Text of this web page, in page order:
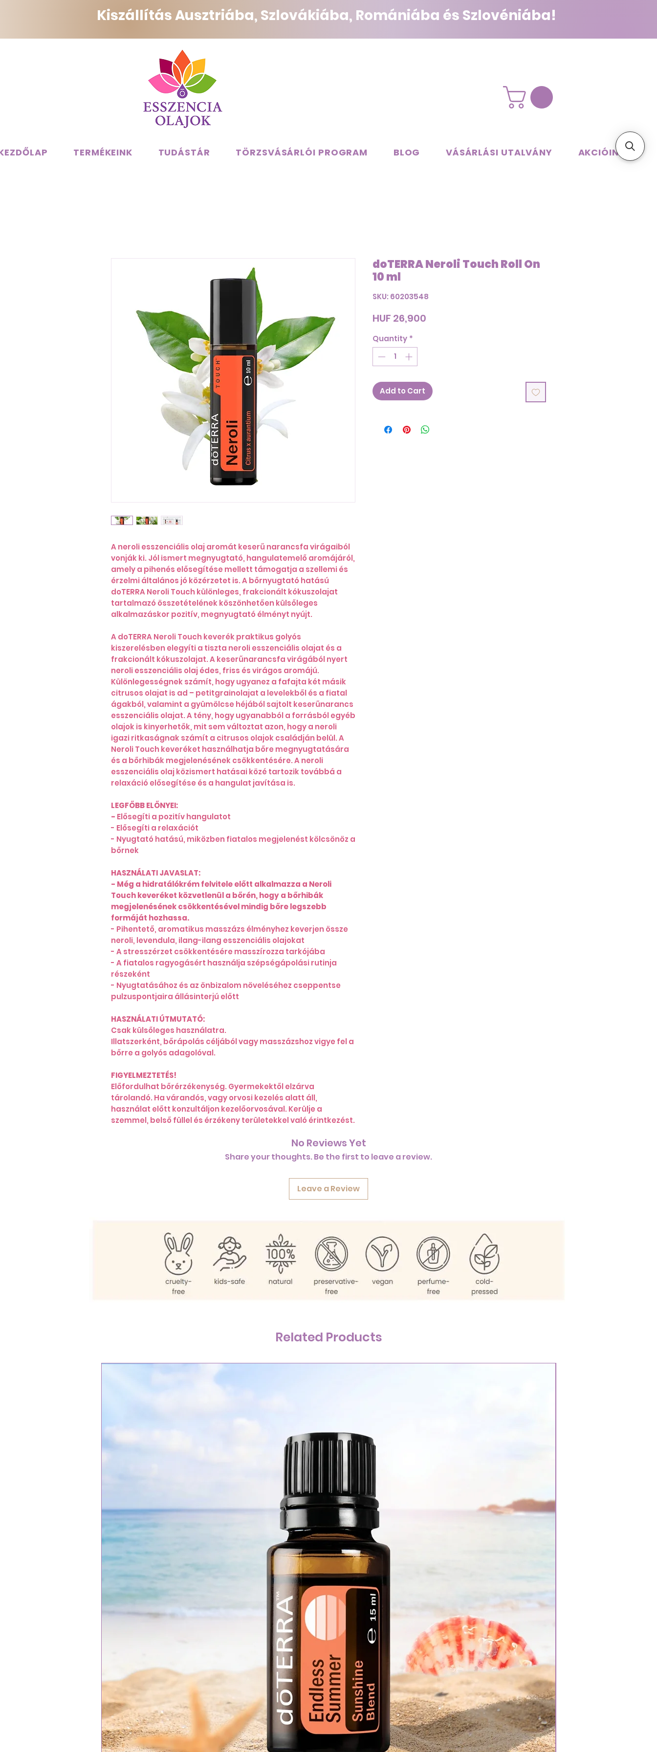
Kiszállítás Ausztriába, Szlovákiába, Romániába és Szlovéniába!
TERMÉKEINK TUDÁSTÁR TÖRZSVÁSÁRLÓI PROGRAM BLOG VÁSÁRLÁSI UTALVÁNY AKCIÓINK
A neroli esszenciális olaj aromát keserű narancsfa virágaiból
vonják ki. Jól ismert megnyugtató, hangulatemelő aromájáról,
amely a pihenés elősegítése mellett támogatja a szellemi és
érzelmi általános jó közérzetet is. A bőrnyugtató hatású
doTERRA Neroli Touch különleges, frakcionált kókuszolajat
tartalmazó összetételének köszönhetően külsőleges
alkalmazáskor pozitív, megnyugtató élményt nyújt.
A doTERRA Neroli Touch keverék praktikus golyós
kiszerelésben elegyíti a tiszta neroli esszenciális olajat és a
frakcionált kókuszolajat. A keserűnarancsfa virágából nyert
neroli esszenciális olaj édes, friss és virágos aromájú.
Különlegességnek számít, hogy ugyanez a fafajta két másik
citrusos olajat is ad – petitgrainolajat a levelekből és a fiatal
ágakból, valamint a gyümölcse héjából sajtolt keserűnarancs
esszenciális olajat. A tény, hogy ugyanabból a forrásból egyéb
olajok is kinyerhetők, mit sem változtat azon, hogy a neroli
igazi ritkaságnak számít a citrusos olajok családján belül. A
Neroli Touch keveréket használhatja bőre megnyugtatására
és a bőrhibák megjelenésének csökkentésére. A neroli
esszenciális olaj közismert hatásai közé tartozik továbbá a
relaxáció elősegítése és a hangulat javítása is.
LEGFŐBB ELŐNYEI:
- Elősegíti a pozitív hangulatot
- Elősegíti a relaxációt
- Nyugtató hatású, miközben fiatalos megjelenést kölcsönöz a
bőrnek
HASZNÁLATI JAVASLAT:
- Még a hidratálókrém felvitele előtt alkalmazza a Neroli
Touch keveréket közvetlenül a bőrén, hogy a bőrhibák
megjelenésének csökkentésével mindig bőre legszebb
formáját hozhassa.
- Pihentető, aromatikus masszázs élményhez keverjen össze
neroli, levendula, ilang-ilang esszenciális olajokat
- A stresszérzet csökkentésére masszírozza tarkójába
- A fiatalos ragyogásért használja szépségápolási rutinja
részeként
- Nyugtatásához és az önbizalom növeléséhez cseppentse
pulzuspontjaira állásinterjú előtt
HASZNÁLATI ÚTMUTATÓ:
Csak külsőleges használatra.
Illatszerként, bőrápolás céljából vagy masszázshoz vigye fel a
bőrre a golyós adagolóval.
FIGYELMEZTETÉS!
Előfordulhat bőrérzékenység. Gyermekektől elzárva
tárolandó. Ha várandós, vagy orvosi kezelés alatt áll,
használat előtt konzultáljon kezelőorvosával. Kerülje a
szemmel, belső füllel és érzékeny területekkel való érintkezést.
doTERRA Neroli Touch Roll On
10 ml
SKU: 60203548
HUF 26,900
Quantity *
Add to Cart
No Reviews Yet
Share your thoughts. Be the first to leave a review.
Leave a Review
Related Products